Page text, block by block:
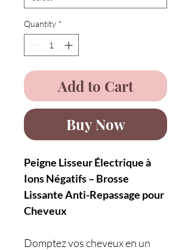
Quantity *
Add to Cart
Buy Now
Peigne Lisseur Électrique à
Ions Négatifs – Brosse
Lissante Anti-Repassage pour
Cheveux
Domptez vos cheveux en un